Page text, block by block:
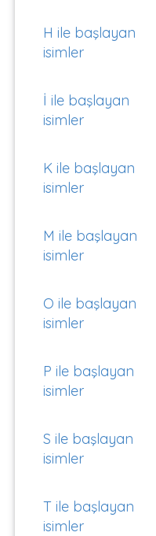
H ile başlayan
isimler
İ ile başlayan
isimler
K ile başlayan
isimler
M ile başlayan
isimler
O ile başlayan
isimler
P ile başlayan
isimler
S ile başlayan
isimler
T ile başlayan
isimler